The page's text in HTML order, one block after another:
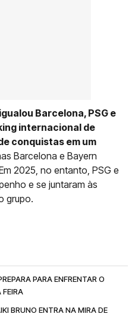
Barcelona, PSG e
internacional de
conquistas em um
Barcelona e Bayern
2025, no entanto, PSG e
e se juntaram às
grupo.
PARA ENFRENTAR O
FEIRA
BRUNO ENTRA NA MIRA DE